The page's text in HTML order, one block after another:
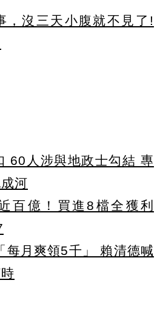
，沒三天小腹就不見了!
60人涉與地政士勾結 專
河
百億！買進8檔全獲利
每月爽領5千」 賴清德喊